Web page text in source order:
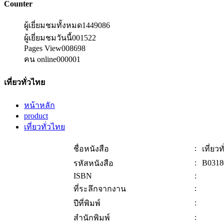
Counter
ผู้เยี่ยมชมทั้งหมด1449086
ผู้เยี่ยมชมวันนี้001522
Pages View008698
คน online000001
เที่ยวทั่วไทย
หน้าหลัก
product
เที่ยวทั่วไทย
ชื่อหนังสือ :
เที่ยว
รหัสหนังสือ
:
ISBN
:
ที่ระลึกจากงาน
:
ปีที่พิมพ์
:
สำนักพิมพ์
: